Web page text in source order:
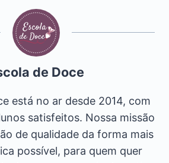
de Doce
está no ar desde 2014, com
satisfeitos. Nossa missão
de qualidade da forma mais
possível, para quem quer